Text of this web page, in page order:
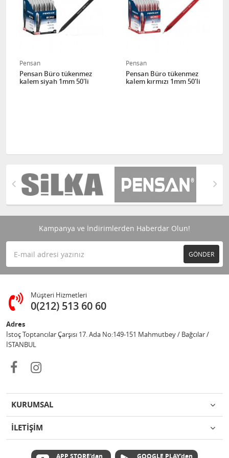
Pensan
Pensan Büro tükenmez
kalem siyah 1mm 50'li
Pensan
Pensan Büro tükenmez
kalem kırmızı 1mm 50'li
Kampanya ve İndirimlerden Haberdar Olun!
GÖNDER
Müşteri Hizmetleri
0(212) 513 60 60
Adres
İstoç Toptancılar Çarşısı 17. Ada No:149-151 Mahmutbey / Bağcılar /
İSTANBUL
KURUMSAL
İLETİŞİM
APP STORE'dan GOOGLE PLAY'den